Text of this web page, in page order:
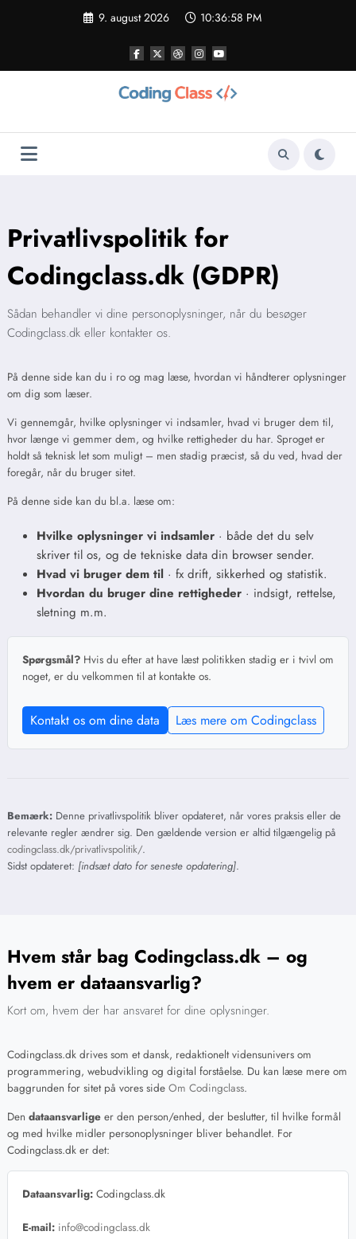
9. august 2026 10:36:59 PM
Privatlivspolitik for
Codingclass.dk (GDPR)
Sådan behandler vi dine personoplysninger, når du besøger
Codingclass.dk eller kontakter os.
På denne side kan du i ro og mag læse, hvordan vi håndterer oplysninger
om dig som læser.
Vi gennemgår, hvilke oplysninger vi indsamler, hvad vi bruger dem til,
hvor længe vi gemmer dem, og hvilke rettigheder du har. Sproget er
holdt så teknisk let som muligt – men stadig præcist, så du ved, hvad der
foregår, når du bruger sitet.
På denne side kan du bl.a. læse om:
Hvilke oplysninger vi indsamler· både det du selv
skriver til os, og de tekniske data din browser sender.
Hvad vi bruger dem til· fx drift, sikkerhed og statistik.
Hvordan du bruger dine rettigheder· indsigt, rettelse,
sletning m.m.
Spørgsmål? Hvis du efter at have læst politikken stadig er i tvivl om
noget, er du velkommen til at kontakte os.
Kontakt os om dine data Læs mere om Codingclass
Bemærk: Denne privatlivspolitik bliver opdateret, når vores praksis eller de
relevante regler ændrer sig. Den gældende version er altid tilgængelig på
codingclass.dk/privatlivspolitik/.
Sidst opdateret: [indsæt dato for seneste opdatering].
Hvem står bag Codingclass.dk – og
hvem er dataansvarlig?
Kort om, hvem der har ansvaret for dine oplysninger.
Codingclass.dk drives som et dansk, redaktionelt vidensunivers om
programmering, webudvikling og digital forståelse. Du kan læse mere om
baggrunden for sitet på vores side Om Codingclass.
Den dataansvarlige er den person/enhed, der beslutter, til hvilke formål
og med hvilke midler personoplysninger bliver behandlet. For
Codingclass.dk er det:
Dataansvarlig: Codingclass.dk
E-mail: info@codingclass.dk